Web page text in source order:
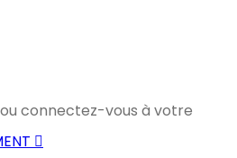
ou connectez-vous à votre